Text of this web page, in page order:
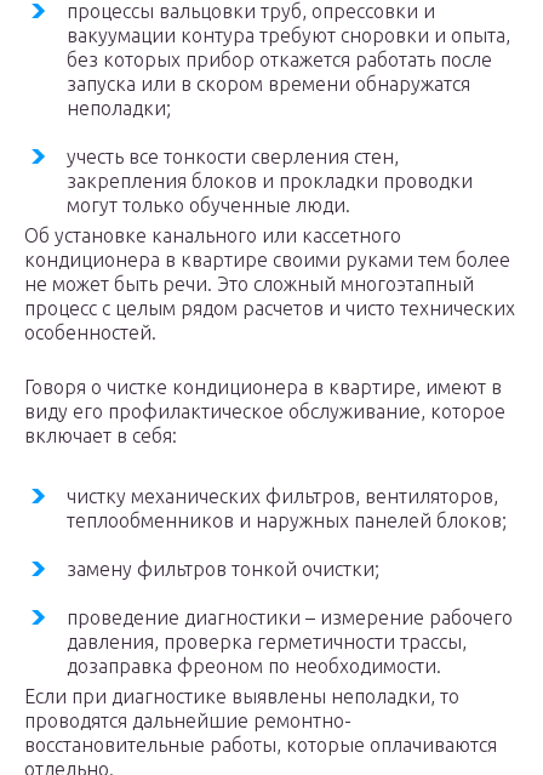
процессы вальцовки труб, опрессовки и
вакуумации контура требуют сноровки и опыта,
без которых прибор откажется работать после
запуска или в скором времени обнаружатся
неполадки;
учесть все тонкости сверления стен,
закрепления блоков и прокладки проводки
могут только обученные люди.
Об установке канального или кассетного
кондиционера в квартире своими руками тем более
не может быть речи. Это сложный многоэтапный
процесс с целым рядом расчетов и чисто технических
особенностей.
Говоря о чистке кондиционера в квартире, имеют в
виду его профилактическое обслуживание, которое
включает в себя:
чистку механических фильтров, вентиляторов,
теплообменников и наружных панелей блоков;
замену фильтров тонкой очистки;
проведение диагностики – измерение рабочего
давления, проверка герметичности трассы,
дозаправка фреоном по необходимости.
Если при диагностике выявлены неполадки, то
проводятся дальнейшие ремонтно-
восстановительные работы, которые оплачиваются
отдельно.